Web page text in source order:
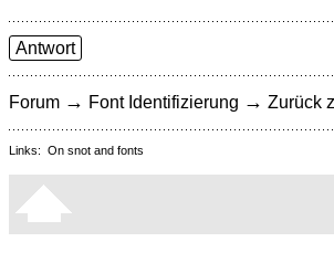
Antwort
Forum → Font Identifizierung → Zurück
Links: On snot and fonts